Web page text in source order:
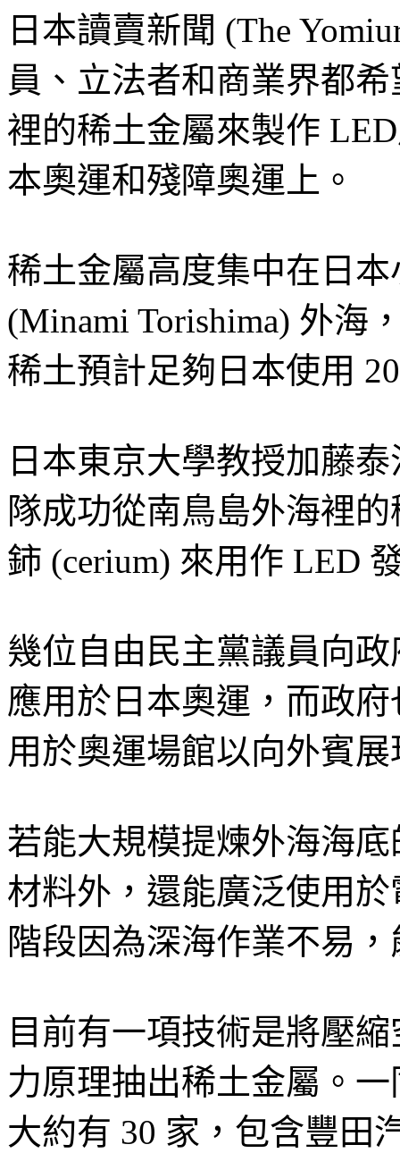
日本讀賣新聞 (The
員、立法者和商業界都
裡的稀土金屬來製作
本奧運和殘障奧運上。
稀土金屬高度集中在日
(Minami Torishima) 外海
稀土預計足夠日本使用
日本東京大學教授加藤
隊成功從南鳥島外海裡
鈰 (cerium) 來用作 LED
幾位自由民主黨議員向
應用於日本奧運，而政
用於奧運場館以向外賓
若能大規模提煉外海海
材料外，還能廣泛使用
階段因為深海作業不易
目前有一項技術是將壓
力原理抽出稀土金屬。
大約有 30 家，包含豐田